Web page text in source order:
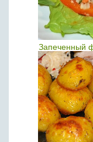
Запеченный